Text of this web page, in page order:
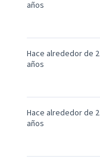
años
Hace alrededor de 2
años
Hace alrededor de 2
años